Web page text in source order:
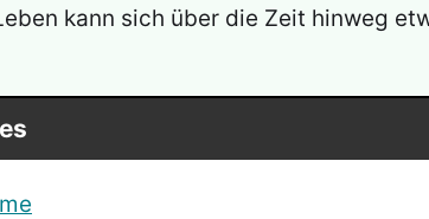
kann sich über die Zeit hinweg